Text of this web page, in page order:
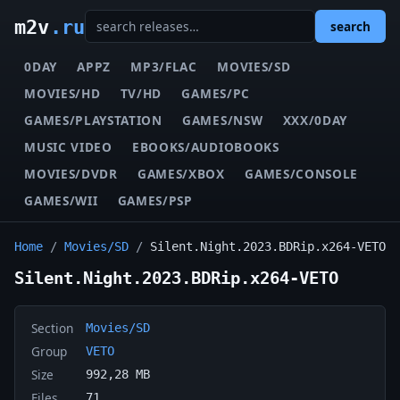
m2v.ru search
0DAY APPZ MP3/FLAC
MOVIES/SD
MOVIES/HD
TV/HD
GAMES/PC
GAMES/PLAYSTATION
GAMES/NSW
XXX/0DAY
MUSIC VIDEO
EBOOKS/AUDIOBOOKS
MOVIES/DVDR
GAMES/XBOX
GAMES/CONSOLE
GAMES/WII
GAMES/PSP
Home / Movies/SD / Silent.Night.2023.BDRip.x264-VETO
Silent.Night.2023.BDRip.x264-VETO
Section Movies/SD
Group VETO
Size 992,28 MB
71